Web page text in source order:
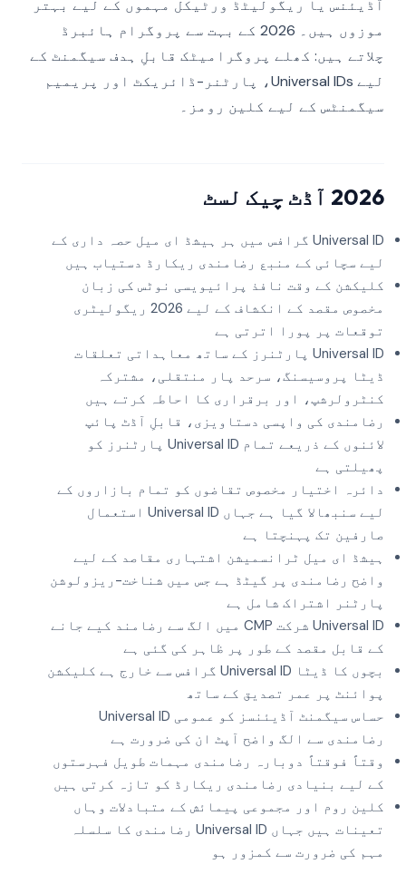
آڈیئنس یا ریگولیٹڈ ورٹیکل مہموں کے لیے بہتر
موزوں ہیں۔ 2026 کے بہت سے پروگرام ہائبرڈ
چلاتے ہیں: کھلے پروگرامیٹک قابلِ ہدف سیگمنٹ کے
لیے Universal IDs، پارٹنر-ڈائریکٹ اور پریمیم
سیگمنٹس کے لیے کلین رومز۔
2026 آڈٹ چیک لسٹ
Universal ID گرافس میں ہر ہیشڈ ای میل حصہ داری کے
لیے سچائی کے منبع رضامندی ریکارڈ دستیاب ہیں
کلیکشن کے وقت نافذ پرائیویسی نوٹس کی زبان
مخصوص مقصد کے انکشاف کے لیے 2026 ریگولیٹری
توقعات پر پورا اترتی ہے
Universal ID پارٹنرز کے ساتھ معاہداتی تعلقات
ڈیٹا پروسیسنگ، سرحد پار منتقلی، مشترکہ
کنٹرولرشپ، اور برقراری کا احاطہ کرتے ہیں
رضامندی کی واپسی دستاویزی، قابلِ آڈٹ پائپ
لائنوں کے ذریعے تمام Universal ID پارٹنرز کو
پھیلتی ہے
دائرہ اختیار مخصوص تقاضوں کو تمام بازاروں کے
لیے سنبھالا گیا ہے جہاں Universal ID استعمال
صارفین تک پہنچتا ہے
ہیشڈ ای میل ٹرانسمیشن اشتہاری مقاصد کے لیے
واضح رضامندی پر گیٹڈ ہے جس میں شناخت-ریزولوشن
پارٹنر اشتراک شامل ہے
Universal ID شرکت CMP میں الگ سے رضامند کیے جانے
کے قابل مقصد کے طور پر ظاہر کی گئی ہے
بچوں کا ڈیٹا Universal ID گرافس سے خارج ہے کلیکشن
پوائنٹ پر عمر تصدیق کے ساتھ
حساس سیگمنٹ آڈیئنسز کو عمومی Universal ID
رضامندی سے الگ واضح آپٹ ان کی ضرورت ہے
وقتاً فوقتاً دوبارہ رضامندی مہمات طویل فہرستوں
کے لیے بنیادی رضامندی ریکارڈ کو تازہ کرتی ہیں
کلین روم اور مجموعی پیمائش کے متبادلات وہاں
تعینات ہیں جہاں Universal ID رضامندی کا سلسلہ
مہم کی ضرورت سے کمزور ہو